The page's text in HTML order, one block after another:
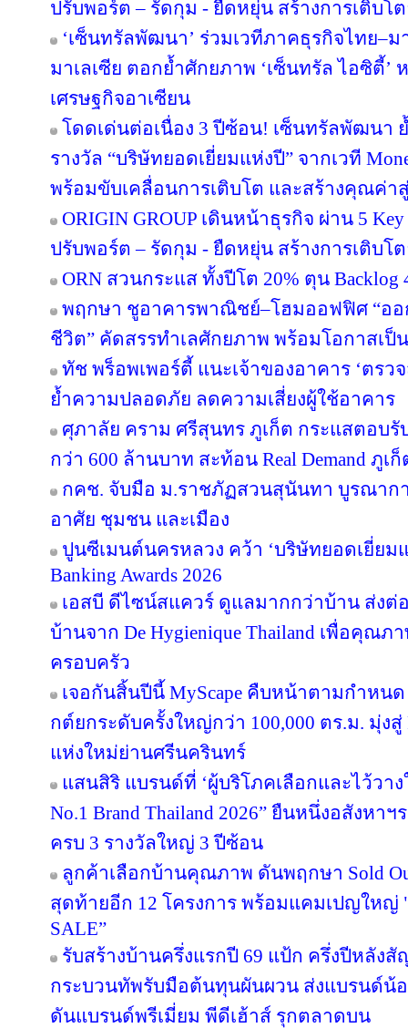
ปรับพอร์ต – รัดกุม - ยืดหยุ่น สร้างการเติบโ
‘เซ็นทรัลพัฒนา’ ร่วมเวทีภาคธุรกิจไทย–ม
มาเลเซีย ตอกย้ำศักยภาพ ‘เซ็นทรัล ไอซิตี้
เศรษฐกิจอาเซียน
โดดเด่นต่อเนื่อง 3 ปีซ้อน! เซ็นทรัลพัฒนา
รางวัล “บริษัทยอดเยี่ยมแห่งปี” จากเวที
พร้อมขับเคลื่อนการเติบโต และสร้างคุณค่า
ORIGIN GROUP เดินหน้าธุรกิจ ผ่าน 5
ปรับพอร์ต – รัดกุม - ยืดหยุ่น สร้างการเติบโ
ORN สวนกระแส ทั้งปีโต 20% ตุน
พฤกษา ชูอาคารพาณิชย์–โฮมออฟฟิศ “ออ
ชีวิต” คัดสรรทำเลศักยภาพ พร้อมโอกาสเป็
ทัช พร็อพเพอร์ตี้ แนะเจ้าของอาคาร ‘ตร
ย้ำความปลอดภัย ลดความเสี่ยงผู้ใช้อาคาร
ศุภาลัย คราม ศรีสุนทร ภูเก็ต กระแสตอบรั
กว่า 600 ล้านบาท สะท้อน Real Demand ภูเ
กคช. จับมือ ม.ราชภัฏสวนสุนันทา บูรณา
อาศัย ชุมชน และเมือง
ปูนซีเมนต์นครหลวง คว้า ‘บริษัทยอดเยี่ยมแ
Banking Awards 2026
เอสบี ดีไซน์สแควร์ ดูแลมากกว่าบ้าน ส่ง
บ้านจาก De Hygienique Thailand เพื่อคุณ
ครอบครัว
เจอกันสิ้นปีนี้ MyScape คืบหน้าตามกำหน
กต์ยกระดับครั้งใหญ่กว่า 100,000 ตร.ม. มุ่งสู่
แห่งใหม่ย่านศรีนครินทร์
แสนสิริ แบรนด์ที่ ‘ผู้บริโภคเลือกและไว้วาง
No.1 Brand Thailand 2026” ยืนหนึ่งอสังหา
ครบ 3 รางวัลใหญ่ 3 ปีซ้อน
ลูกค้าเลือกบ้านคุณภาพ ดันพฤกษา Sold
สุดท้ายอีก 12 โครงการ พร้อมแคมเปญใหญ่
SALE”
รับสร้างบ้านครึ่งแรกปี 69 แป้ก ครึ่งปีหลั
กระบวนทัพรับมือต้นทุนผันผวน ส่งแบรนด์น้
ดันแบรนด์พรีเมี่ยม พีดีเฮ้าส์ รุกตลาดบน